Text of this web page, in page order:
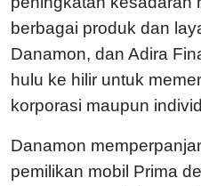
berbagai produk dan
Danamon, dan Adira
hulu ke hilir untuk
korporasi maupun
Danamon
pemilikan mobil Prima